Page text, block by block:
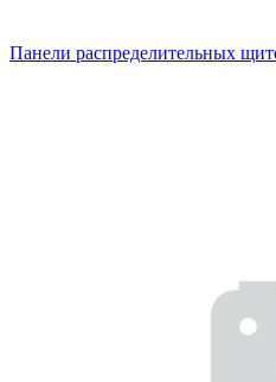
Панели распределительных